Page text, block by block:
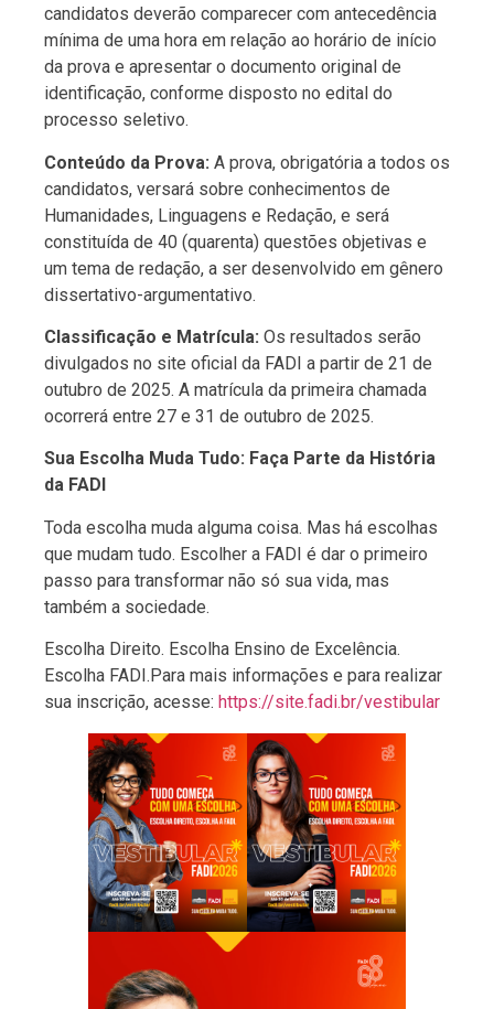
candidatos deverão comparecer com antecedência
mínima de uma hora em relação ao horário de início
da prova e apresentar o documento original de
identificação, conforme disposto no edital do
processo seletivo.
Conteúdo da Prova: A prova, obrigatória a todos os
candidatos, versará sobre conhecimentos de
Humanidades, Linguagens e Redação, e será
constituída de 40 (quarenta) questões objetivas e
um tema de redação, a ser desenvolvido em gênero
dissertativo-argumentativo.
Classificação e Matrícula: Os resultados serão
divulgados no site oficial da FADI a partir de 21 de
outubro de 2025. A matrícula da primeira chamada
ocorrerá entre 27 e 31 de outubro de 2025.
Sua Escolha Muda Tudo: Faça Parte da História
da FADI
Toda escolha muda alguma coisa. Mas há escolhas
que mudam tudo. Escolher a FADI é dar o primeiro
passo para transformar não só sua vida, mas
também a sociedade.
Escolha Direito. Escolha Ensino de Excelência.
Escolha FADI.Para mais informações e para realizar
sua inscrição, acesse: https://site.fadi.br/vestibular